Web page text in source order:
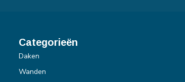
Categorieën
Daken
Wanden